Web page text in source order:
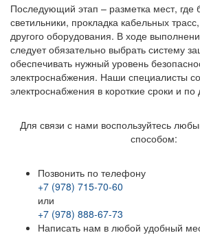
Последующий этап – разметка мест, где
светильники, прокладка кабельных
другого оборудования. В ходе
следует обязательно выбрать систему
обеспечивать нужный уровень
электроснабжения. Наши специалисты
электроснабжения в короткие сроки и по
Для связи с нами воспользуйтесь
способом:
Позвонить по телефону
+7 (978) 715-70-60
или
+7 (978) 888-67-73
Написать нам в любой удобный